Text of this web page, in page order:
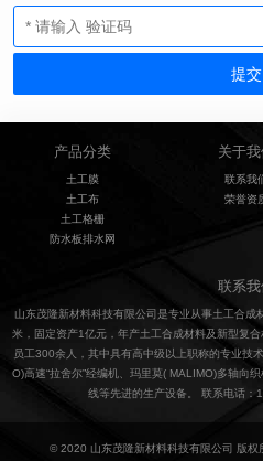
产品分类
土工膜
土工布
土工格栅
防水板排水网
关于我
联系我
荣誉资
联系我
山东茂隆新材料科技有限公司是专业从事土工合
米，固定资产1亿元，年产土工合成材料及新型复
员工300余人，其中具有高中级以上职称的专业技
O)高速“拉舍尔”经编机、玛里莫( MALIMO)多轴向
线等先进的生产设备。 联系电话：
© 2020 山东茂隆新材料科技有限公司 版权